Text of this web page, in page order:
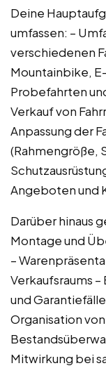
Deine
umfassen: –
verschiedenen
Mountainbike,
Probefahrten
Verkauf von
Anpassung der
(Rahmengröße,
Angeboten und
Darüber hinaus
Montage und
–
Verkaufsraums
und
Organisation
Mitwirkung bei